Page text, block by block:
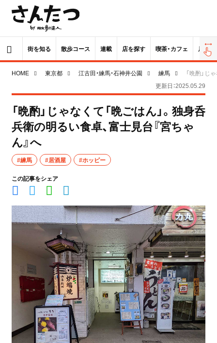
街を知る 散歩コース 連載 店を探す 喫茶・カフェ 居酒屋
HOME 東京都 江古田・練馬・石神井公園 練馬
「晩酌」じ
更新日：2025.05.29
「晩酌」じゃなくて「晩ごはん」。独身呑
兵衛の明るい食卓、富士見台『宮ちゃ
ん』へ
#練馬 #居酒屋 #ホッピー
この記事をシェア